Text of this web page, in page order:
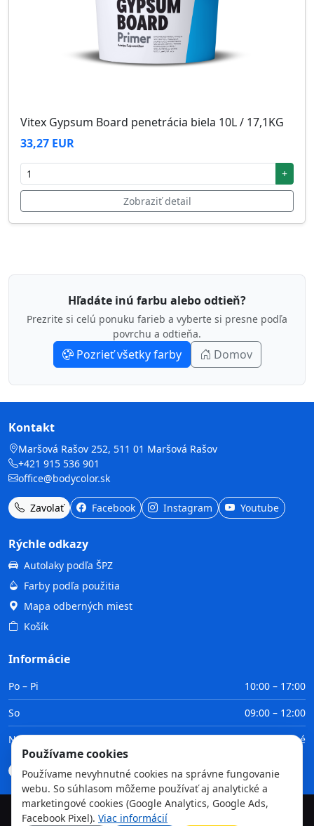
Vitex Gypsum Board penetrácia biela 10L / 17,1KG
33,27 EUR
+
Zobraziť detail
Hľadáte inú farbu alebo odtieň?
Prezrite si celú ponuku farieb a vyberte si presne podľa
povrchu a odtieňa.
Pozrieť všetky farby Domov
Kontakt
Maršová Rašov 252, 511 01 Maršová Rašov
+421 915 536 901
office@bodycolor.sk
Zavolať Facebook Instagram Youtube
Rýchle odkazy
Autolaky podľa ŠPZ
Farby podľa použitia
Mapa odberných miest
Košík
Informácie
Po – Pi
10:00 – 17:00
So
09:00 – 12:00
Ne
Zatvorené
Doprava Platba Obchodné podmienky GDPR
©2026TvojaFarba.sk • Všetky práva vyhradené
Používame cookies
Používame nevyhnutné cookies na správne fungovanie
webu. So súhlasom môžeme používať aj analytické a
marketingové cookies (Google Analytics, Google Ads,
Facebook Pixel). Viac informácií